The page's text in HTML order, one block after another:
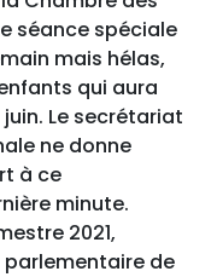
séance spéciale
mais hélas,
qui aura
juin. Le secrétariat
ne donne
à ce
minute.
2021,
de